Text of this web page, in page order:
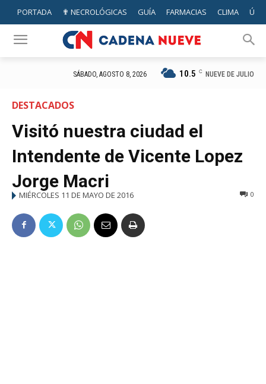
PORTADA ✟ NECROLÓGICAS GUÍA FARMACIAS CLIMA
SÁBADO, AGOSTO 8, 2026 10.5 C NUEVE DE JULIO
DESTACADOS
Visitó nuestra ciudad el
Intendente de Vicente Lopez
Jorge Macri
MIÉRCOLES 11 DE MAYO DE 2016 0